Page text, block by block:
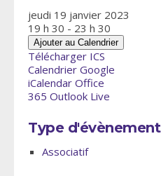
jeudi 19 janvier 2023
19 h 30 - 23 h 30
Ajouter au Calendrier
Télécharger ICS
Calendrier Google
iCalendar Office
365 Outlook Live
Type d'évènement
Associatif